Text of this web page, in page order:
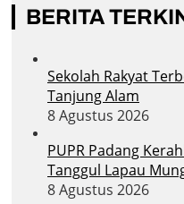
BERITA
Sekolah Rakyat
Tanjung Alam
8 Agustus 2026
PUPR Padang
Tanggul Lapau
8 Agustus 2026